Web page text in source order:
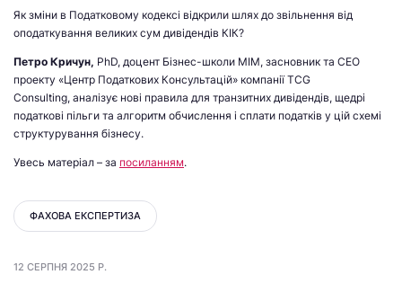
Як зміни в Податковому кодексі відкрили шлях до звільнення від
оподаткування великих сум дивідендів КІК?
Петро Кричун, PhD, доцент Бізнес-школи МІМ, засновник та СЕО
проекту «Центр Податкових Консультацій» компанії TCG
Consulting, аналізує нові правила для транзитних дивідендів, щедрі
податкові пільги та алгоритм обчислення і сплати податків у цій схемі
структурування бізнесу.
Увесь матеріал – за посиланням.
ФАХОВА ЕКСПЕРТИЗА
12 СЕРПНЯ 2025 Р.